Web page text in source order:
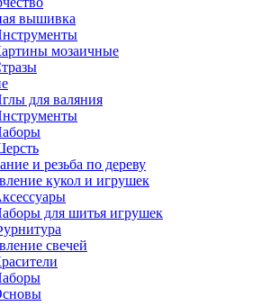
вышивка
мозаичные
для валяния
и резьба по дереву
кукол и игрушек
для шитья игрушек
свечей